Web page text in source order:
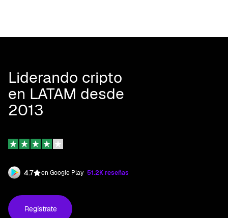
Liderando cripto
en LATAM desde
2013
4.7 en Google Play 51.2K reseñas
Regístrate